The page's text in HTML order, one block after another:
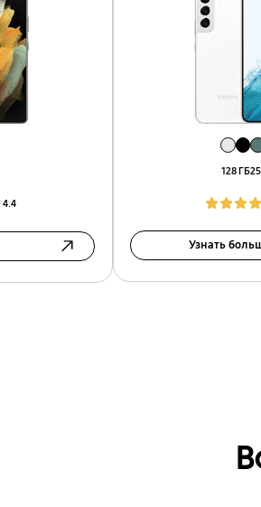
4.4
128 ГБ
Узнать